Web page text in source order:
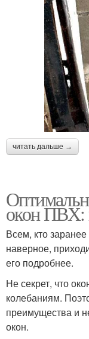
читать дальше →
окон ПВХ:
Всем, кто
наверное,
его подробнее.
Не секрет, что
колебаниям.
преимущества и
окон.